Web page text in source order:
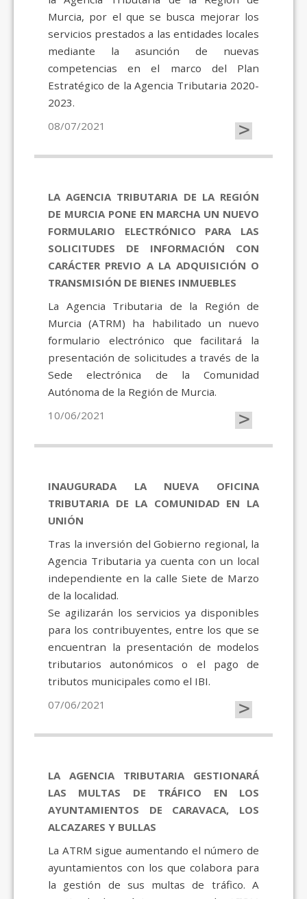
Murcia, por el que se busca mejorar los
servicios prestados a las entidades locales
mediante la asunción de nuevas
competencias en el marco del Plan
Estratégico de la Agencia Tributaria 2020-
2023.
08/07/2021
>
LA AGENCIA TRIBUTARIA DE LA REGIÓN
DE MURCIA PONE EN MARCHA UN NUEVO
FORMULARIO ELECTRÓNICO PARA LAS
SOLICITUDES DE INFORMACIÓN CON
CARÁCTER PREVIO A LA ADQUISICIÓN O
TRANSMISIÓN DE BIENES INMUEBLES
La Agencia Tributaria de la Región de
Murcia (ATRM) ha habilitado un nuevo
formulario electrónico que facilitará la
presentación de solicitudes a través de la
Sede electrónica de la Comunidad
Autónoma de la Región de Murcia.
10/06/2021
>
INAUGURADA LA NUEVA OFICINA
TRIBUTARIA DE LA COMUNIDAD EN LA
UNIÓN
Tras la inversión del Gobierno regional, la
Agencia Tributaria ya cuenta con un local
independiente en la calle Siete de Marzo
de la localidad.
Se agilizarán los servicios ya disponibles
para los contribuyentes, entre los que se
encuentran la presentación de modelos
tributarios autonómicos o el pago de
tributos municipales como el IBI.
07/06/2021
>
LA AGENCIA TRIBUTARIA GESTIONARÁ
LAS MULTAS DE TRÁFICO EN LOS
AYUNTAMIENTOS DE CARAVACA, LOS
ALCAZARES Y BULLAS
La ATRM sigue aumentando el número de
ayuntamientos con los que colabora para
la gestión de sus multas de tráfico. A